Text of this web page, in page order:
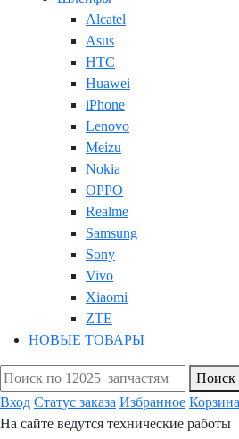
Alcatel
Asus
HTC
Huawei
iPhone
Lenovo
Meizu
Nokia
OPPO
Realme
Samsung
Sony
Vivo
Xiaomi
ZTE
НОВЫЕ ТОВАРЫ
Поиск
Вход Статус заказа Избранное Корзина
На сайте ведутся технические работы